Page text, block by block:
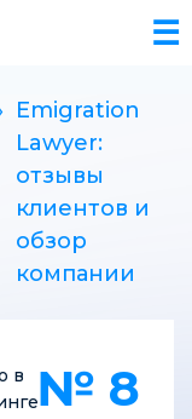
☰
Emigration
Lawyer:
отзывы
клиентов и
обзор
компании
в
№ 8